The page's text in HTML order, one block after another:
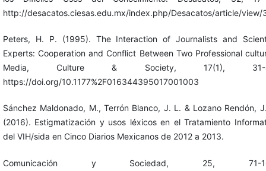
http://desacatos.ciesas.edu.mx/index.php/Desacatos/article/view/
Peters, H. P. (1995). The Interaction of Journalists and
Experts: Cooperation and Conflict Between Two Professional
Media, Culture & Society, 17(1), 31-
https://doi.org/10.1177%2F016344395017001003
Sánchez Maldonado, M., Terrón Blanco, J. L. & Lozano Rendón,
(2016). Estigmatización y usos léxicos en el Tratamiento
del VIH/sida en Cinco Diarios Mexicanos de 2012 a 2013.
Comunicación y Sociedad, 25, 71-